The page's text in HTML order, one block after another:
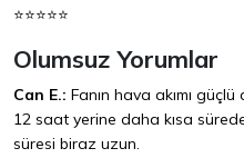
⭐⭐⭐⭐⭐
Olumsuz Yorumlar
Can E.: Fanın hava akımı
12 saat yerine daha kısa
süresi biraz uzun.